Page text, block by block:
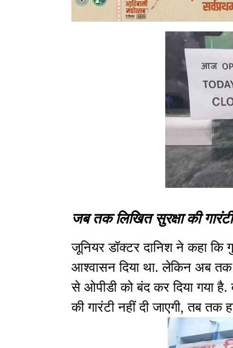
जब तक लिखित सुरक्षा की
जूनियर डॉक्टर दानिश ने कहा
आश्वासन दिया था. लेकिन अब
से ओपीडी को बंद कर दिया गया
की गारंटी नहीं दी जाएगी, तब तक